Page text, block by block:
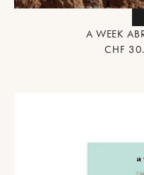
A WEEK
CHF